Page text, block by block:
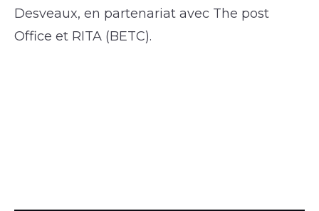
Desveaux, en partenariat avec The post
Office et RITA (BETC).